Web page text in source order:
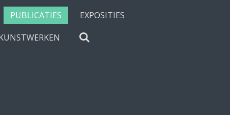
PUBLICATIES
EXPOSITIES